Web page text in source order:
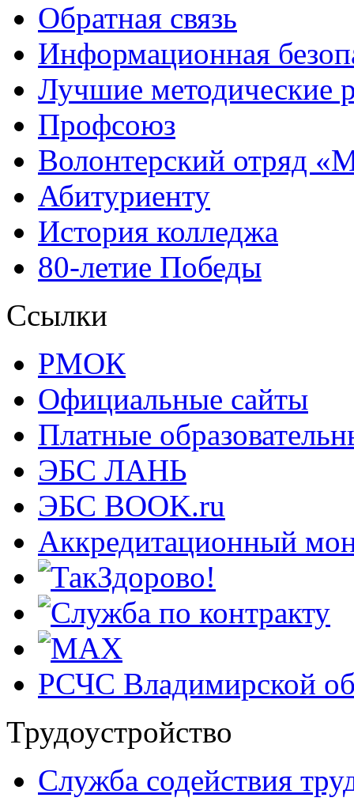
Обратная связь
Информационная
Лучшие методические
Профсоюз
Волонтерский отряд
Абитуриенту
История колледжа
80-летие Победы
Ссылки
РМОК
Официальные сайты
Платные
ЭБС ЛАНЬ
ЭБС BOOK.ru
Аккредитационный
РСЧС Владимирской
Трудоустройство
Cлужба содействия